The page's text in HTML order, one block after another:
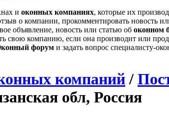
и оконных компаниях, которые их
о компании, прокомментировать новость
объявление, новость или статью об оконном
свою компанию, если она производит или
форум и задать вопрос специалисту-
компаний /
обл, Россия